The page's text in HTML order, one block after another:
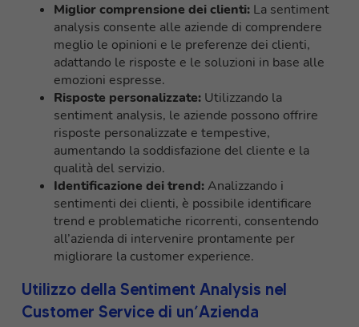
Miglior comprensione dei clienti: La sentiment
analysis consente alle aziende di comprendere
meglio le opinioni e le preferenze dei clienti,
adattando le risposte e le soluzioni in base alle
emozioni espresse.
Risposte personalizzate: Utilizzando la
sentiment analysis, le aziende possono offrire
risposte personalizzate e tempestive,
aumentando la soddisfazione del cliente e la
qualità del servizio.
Identificazione dei trend:Analizzando i
sentimenti dei clienti, è possibile identificare
trend e problematiche ricorrenti, consentendo
all’azienda di intervenire prontamente per
migliorare la customer experience.
Utilizzo della Sentiment Analysis nel
Customer Service di un’Azienda